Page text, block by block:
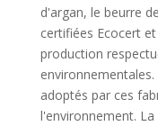
d'argan, le beurre
certifiées Ecocert
production
adoptés par ces
l'environnement.